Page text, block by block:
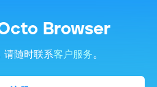
Browser
请随时联系客户服务。